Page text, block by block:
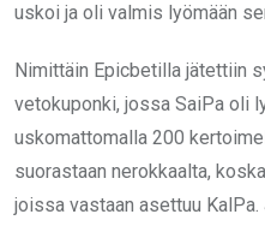
uskoi ja oli valmis lyömään
Nimittäin Epicbetilla jätettiin
vetokuponki, jossa SaiPa oli
uskomattomalla 200
suorastaan nerokkaalta,
joissa vastaan asettuu